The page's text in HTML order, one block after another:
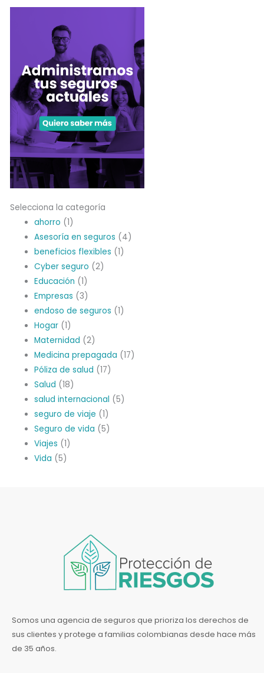
Selecciona la categoría
ahorro (1)
Asesoría en seguros (4)
beneficios flexibles (1)
Cyber seguro (2)
Educación (1)
Empresas (3)
endoso de seguros (1)
Hogar (1)
Maternidad (2)
Medicina prepagada (17)
Póliza de salud (17)
Salud (18)
salud internacional (5)
seguro de viaje (1)
Seguro de vida (5)
Viajes (1)
Vida (5)
Somos una agencia de seguros que prioriza los derechos de
sus clientes y protege a familias colombianas desde hace más
de 35 años.